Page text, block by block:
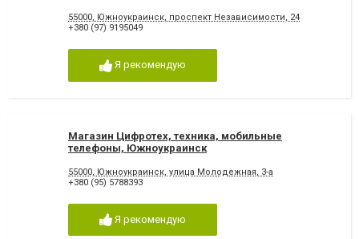
55000, Южноукраинск, проспект Независимости, 24
+380 (97) 9195049
Я рекомендую
Магазин Цифротех, техника, мобильные
телефоны, Южноукраинск
55000, Южноукраинск, улица Молодежная, 3-а
+380 (95) 5788393
Я рекомендую